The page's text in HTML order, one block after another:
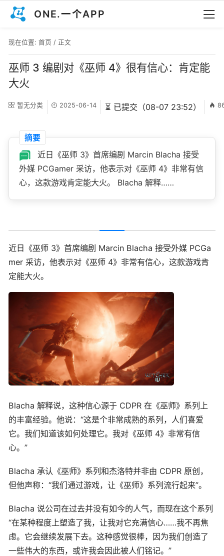
ONE.一个APP
现在位置: 首页 / 正文
巫师 3 编剧对《巫师 4》很有信心：肯定能
大火
暂无分类 2025-06-14 ⏳ 已提交（08-07 23:52）
摘要
近日《巫师 3》首席编剧 Marcin Blacha 接受
外媒 PCGamer 采访，他表示对《巫师 4》非常有信
心，这款游戏肯定能大火。 Blacha 解释……
近日《巫师 3》首席编剧 Marcin Blacha 接受外媒 PCGa
mer 采访，他表示对《巫师 4》非常有信心，这款游戏肯
定能大火。
Blacha 解释说，这种信心源于 CDPR 在《巫师》系列上
的丰富经验。他说：“这是个非常成熟的系列，人们喜爱
它。我们知道该如何处理它。我对《巫师 4》非常有信
心。”
Blacha 承认《巫师》系列和杰洛特并非由 CDPR 原创，
但他声称：“我们通过游戏，让《巫师》系列流行起来”。
Blacha 说公司在过去并没有如今的人气，而现在这个系列
“在某种程度上塑造了我，让我对它充满信心……我不再焦
虑。它会继续发展下去。这种感觉很棒，因为我们创造了
一些伟大的东西，或许我会因此被人们铭记。”